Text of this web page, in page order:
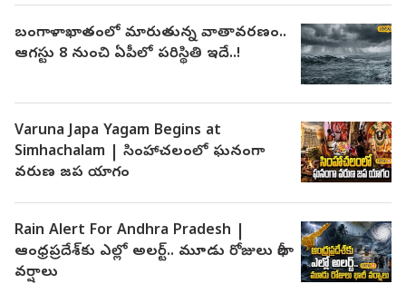
బంగాళాఖాతంలో మారుతున్న వాతావరణం..
ఆగస్టు 8 నుంచి ఏపీలో పరిస్థితి ఇదే..!
Varuna Japa Yagam Begins at
Simhachalam | సింహాచలంలో ఘనంగా
వరుణ జప యాగం
Rain Alert For Andhra Pradesh |
ఆంధ్రప్రదేశ్‌కు ఎల్లో అలర్ట్.. మూడు రోజులు భారీ
వర్షాలు